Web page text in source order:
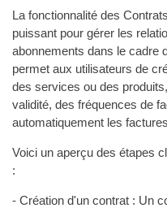
La fonctionnalité des
puissant pour gérer les
abonnements dans le cadre
permet aux utilisateurs de
des services ou des
validité, des fréquences de
automatiquement les
Voici un aperçu des étapes
:
- Création d'un contrat : Un